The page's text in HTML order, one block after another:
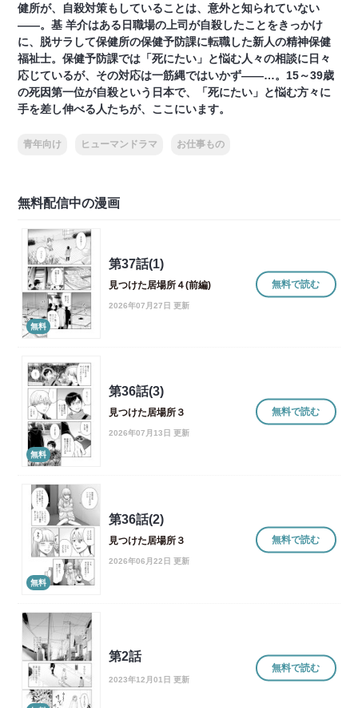
健所が、自殺対策もしていることは、意外と知られていない
――。基 羊介はある日職場の上司が自殺したことをきっかけ
に、脱サラして保健所の保健予防課に転職した新人の精神保健
福祉士。保健予防課では「死にたい」と悩む人々の相談に日々
応じているが、その対応は一筋縄ではいかず――…。15～39歳
の死因第一位が自殺という日本で、「死にたい」と悩む方々に
手を差し伸べる人たちが、ここにいます。
青年向け ヒューマンドラマ お仕事もの
無料配信中の漫画
無料
第37話(1)
見つけた居場所４(前編)
2026年07月27日 更新
無料で読む
無料
第36話(3)
見つけた居場所３
2026年07月13日 更新
無料で読む
無料
第36話(2)
見つけた居場所３
2026年06月22日 更新
無料で読む
第2話
2023年12月01日 更新
無料で読む